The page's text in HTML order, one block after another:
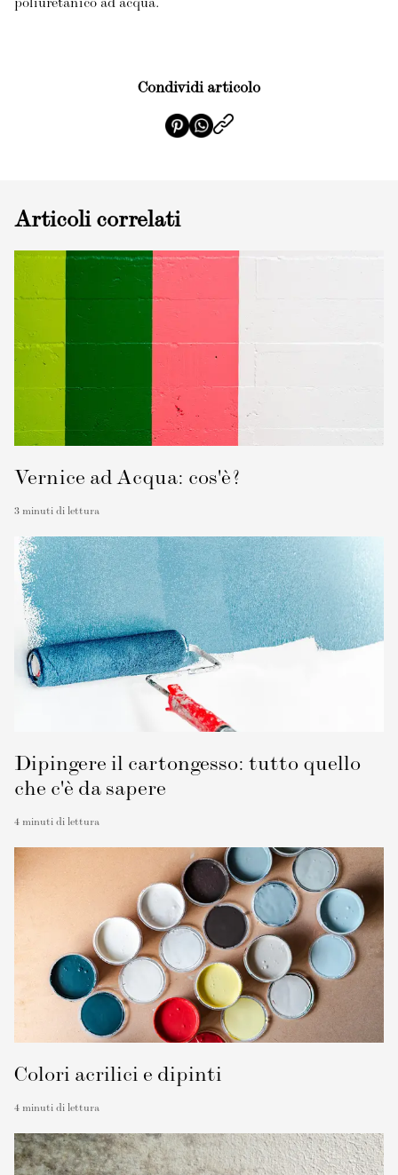
poliuretanico ad acqua.
Condividi articolo
Articoli correlati
Vernice ad Acqua: cos'è?
3 minuti di lettura
Dipingere il cartongesso: tutto quello
che c'è da sapere
4 minuti di lettura
Colori acrilici e dipinti
4 minuti di lettura